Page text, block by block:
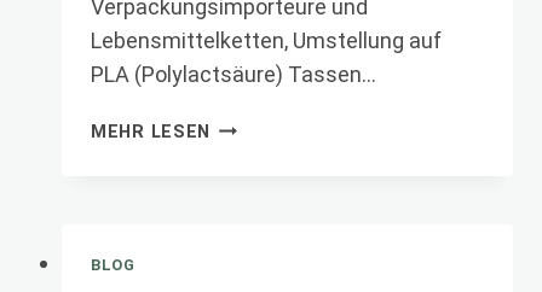
Verpackungsimporteure und
Lebensmittelketten, Umstellung auf
PLA (Polylactsäure) Tassen…
MEHR LESEN
SIND
BLOG